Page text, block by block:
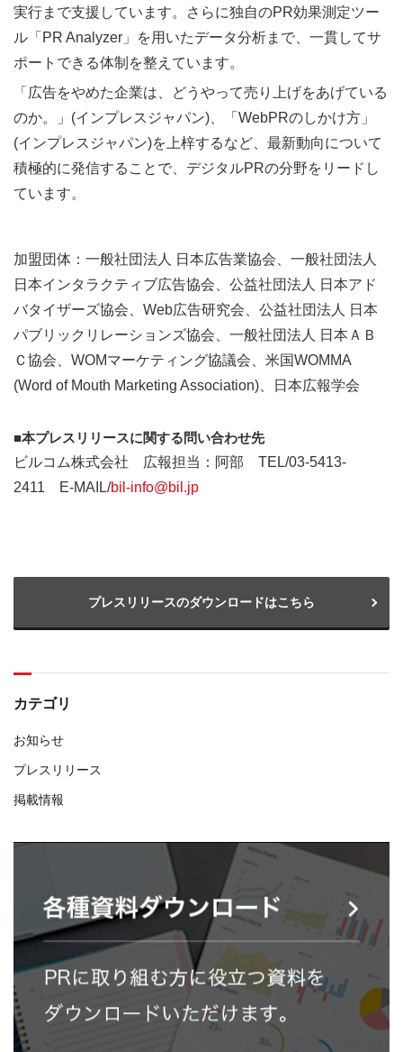
実行まで支援しています。さらに独自のPR効果測定ツー
ル「PR Analyzer」を用いたデータ分析まで、一貫してサ
ポートできる体制を整えています。
「広告をやめた企業は、どうやって売り上げをあげている
のか。」(インプレスジャパン)、「WebPRのしかけ方」
(インプレスジャパン)を上梓するなど、最新動向について
積極的に発信することで、デジタルPRの分野をリードし
ています。
加盟団体：一般社団法人 日本広告業協会、一般社団法人
日本インタラクティブ広告協会、公益社団法人 日本アド
バタイザーズ協会、Web広告研究会、公益社団法人 日本
パブリックリレーションズ協会、一般社団法人 日本ＡＢ
Ｃ協会、WOMマーケティング協議会、米国WOMMA
(Word of Mouth Marketing Association)、日本広報学会
■本プレスリリースに関する問い合わせ先
ビルコム株式会社 広報担当：阿部 TEL/03-5413-
2411 E-MAIL/bil-info@bil.jp
プレスリリースのダウンロードはこちら
カテゴリ
お知らせ
プレスリリース
掲載情報